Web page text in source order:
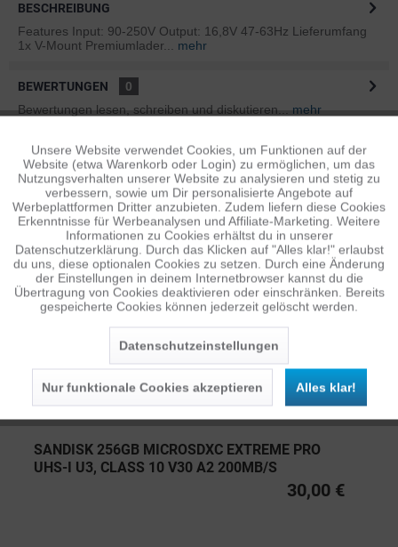
BESCHREIBUNG
Features Input: 90-250V Output: 16,8V 47-63Hz Lieferumfang
1x V-Mount Premiumlader...
mehr
BEWERTUNGEN
0
Bewertungen lesen, schreiben und diskutieren...
mehr
ÄHNLICHE ARTIKEL
Diese Artikel sind dem Produkt ähnlich ...mehr
Persönliche Empfehlungen
SANDISK 256GB MICROSDXC EXTREME PRO
UHS-I U3, CLASS 10 V30 A2 200MB/S
30,00 €
Funktionale Aktiv
Tracking Inaktiv
Personalisierung Inaktiv
Service Inaktiv
Unsere Website verwendet Cookies, um Funktionen auf der
Website (etwa Warenkorb oder Login) zu ermöglichen, um das
Nutzungsverhalten unserer Website zu analysieren und stetig zu
verbessern, sowie um Dir personalisierte Angebote auf
Werbeplattformen Dritter anzubieten. Zudem liefern diese Cookies
Erkenntnisse für Werbeanalysen und Affiliate-Marketing. Weitere
Informationen zu Cookies erhältst du in unserer
Datenschutzerklärung. Durch das Klicken auf "Alles klar!" erlaubst
du uns, diese optionalen Cookies zu setzen. Durch eine Änderung
der Einstellungen in deinem Internetbrowser kannst du die
Übertragung von Cookies deaktivieren oder einschränken. Bereits
gespeicherte Cookies können jederzeit gelöscht werden.
Datenschutzeinstellungen
Nur funktionale Cookies akzeptieren Alles klar!